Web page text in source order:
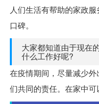
人们生活有帮助的家政
口碑。
大家都知道由于现在
什么工作好呢?
在疫情期间，尽量减少
们共同的责任。在家中可